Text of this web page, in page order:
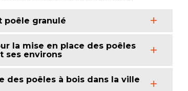
poêle granulé
la mise en place des poêles
ses environs
des poêles à bois dans la ville